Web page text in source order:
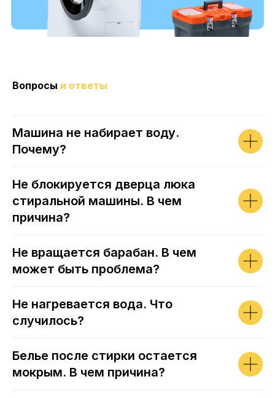
Вопросы и ответы
Машина не набирает воду.
Почему?
Не блокируется дверца люка
стиральной машины. В чем
причина?
Не вращается барабан. В чем
может быть проблема?
Не нагревается вода. Что
случилось?
Белье после стирки остается
мокрым. В чем причина?